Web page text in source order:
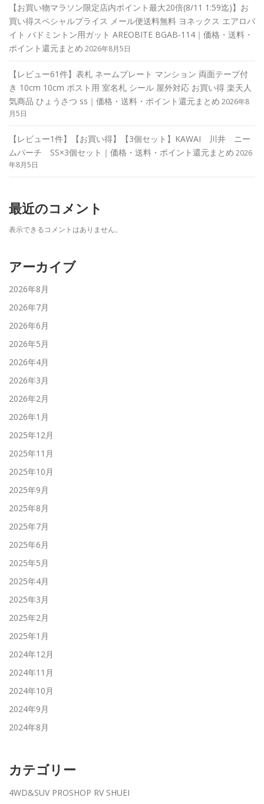
【お買い物マラソン限定店内ポイント最大20倍(8/11 1:59迄)】お
買い得スペシャルプライス メール便送料無料 ヨネックス エアロバ
イト バドミントン用ガット AREOBITE BGAB-114｜価格・送料・
ポイント還元まとめ 2026年8月5日
【レビュー61件】表札 ネームプレート マンション 両面テープ付
き 10cm 10cm ポスト用 室名札 シール 屋外対応 お買い得 楽天人
気商品 ひょうさつ ss｜価格・送料・ポイント還元まとめ 2026年8
月5日
【レビュー1件】【お買い得】【3個セット】KAWAI 川井 ニー
ムパーチ SS×3個セット｜価格・送料・ポイント還元まとめ 2026
年8月5日
最近のコメント
表示できるコメントはありません。
アーカイブ
2026年8月
2026年7月
2026年6月
2026年5月
2026年4月
2026年3月
2026年2月
2026年1月
2025年12月
2025年11月
2025年10月
2025年9月
2025年8月
2025年7月
2025年6月
2025年5月
2025年4月
2025年3月
2025年2月
2025年1月
2024年12月
2024年11月
2024年10月
2024年9月
2024年8月
カテゴリー
4WD&SUV PROSHOP RV SHUEI